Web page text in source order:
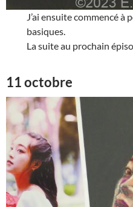
J’ai ensuite commencé à
basiques.
La suite au prochain
11 octobre